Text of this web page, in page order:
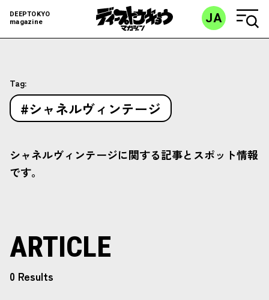
DEEPTOKYO
magazine
JA
Tag:
#シャネルヴィンテージ
シャネルヴィンテージに関する記事とスポット情報
です。
ARTICLE
0 Results